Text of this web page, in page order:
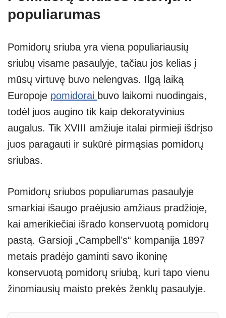
populiarumas
Pomidorų sriuba yra viena populiariausių
sriubų visame pasaulyje, tačiau jos kelias į
mūsų virtuvę buvo nelengvas. Ilgą laiką
Europoje pomidorai buvo laikomi nuodingais,
todėl juos augino tik kaip dekoratyvinius
augalus. Tik XVIII amžiuje italai pirmieji išdrįso
juos paragauti ir sukūrė pirmąsias pomidorų
sriubas.
Pomidorų sriubos populiarumas pasaulyje
smarkiai išaugo praėjusio amžiaus pradžioje,
kai amerikiečiai išrado konservuotą pomidorų
pastą. Garsioji „Campbell’s“ kompanija 1897
metais pradėjo gaminti savo ikoninę
konservuotą pomidorų sriubą, kuri tapo vienu
žinomiausių maisto prekės ženklų pasaulyje.